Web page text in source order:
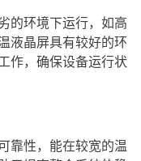
环境下运行，如高
液晶屏具有较好的环
作，确保设备运行状
性，能在较宽的温